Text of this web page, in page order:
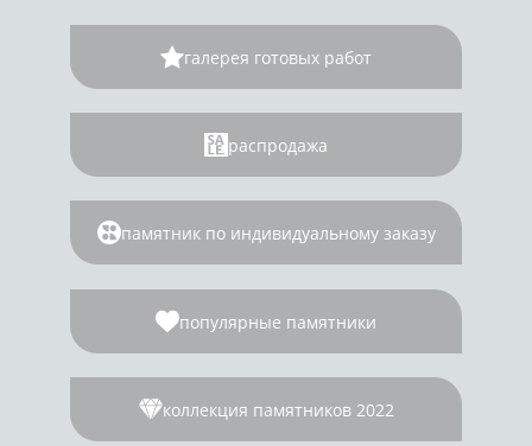
галерея готовых работ
распродажа
памятник по индивидуальному заказу
популярные памятники
коллекция памятников 2022